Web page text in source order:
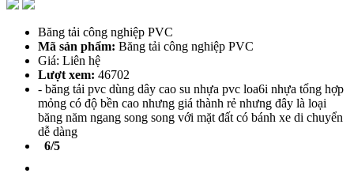
Băng tải công nghiệp PVC
Mã sản phẩm: Băng tải công nghiệp PVC
Giá: Liên hệ
Lượt xem: 46702
- băng tải pvc dùng dây cao su nhựa pvc loa6i nhựa tổng hợp
mỏng có độ bền cao nhưng giá thành rẻ nhưng đây là loại
băng năm ngang song song với mặt đất có bánh xe di chuyển
dễ dàng
6/5